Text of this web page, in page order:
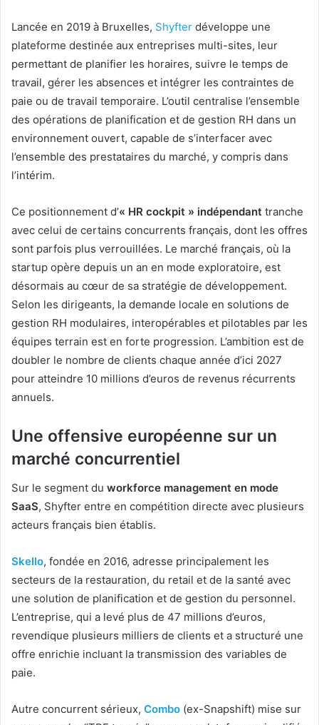
Lancée en 2019 à Bruxelles, Shyfter développe une
plateforme destinée aux entreprises multi-sites, leur
permettant de planifier les horaires, suivre le temps de
travail, gérer les absences et intégrer les contraintes de
paie ou de travail temporaire. L’outil centralise l’ensemble
des opérations de planification et de gestion RH dans un
environnement ouvert, capable de s’interfacer avec
l’ensemble des prestataires du marché, y compris dans
l’intérim.
Ce positionnement d’« HR cockpit » indépendant tranche
avec celui de certains concurrents français, dont les offres
sont parfois plus verrouillées. Le marché français, où la
startup opère depuis un an en mode exploratoire, est
désormais au cœur de sa stratégie de développement.
Selon les dirigeants, la demande locale en solutions de
gestion RH modulaires, interopérables et pilotables par les
équipes terrain est en forte progression. L’ambition est de
doubler le nombre de clients chaque année d’ici 2027
pour atteindre 10 millions d’euros de revenus récurrents
annuels.
Une offensive européenne sur un
marché concurrentiel
Sur le segment du workforce management en mode
SaaS, Shyfter entre en compétition directe avec plusieurs
acteurs français bien établis.
Skello, fondée en 2016, adresse principalement les
secteurs de la restauration, du retail et de la santé avec
une solution de planification et de gestion du personnel.
L’entreprise, qui a levé plus de 47 millions d’euros,
revendique plusieurs milliers de clients et a structuré une
offre enrichie incluant la transmission des variables de
paie.
Autre concurrent sérieux, Combo (ex-Snapshift) mise sur